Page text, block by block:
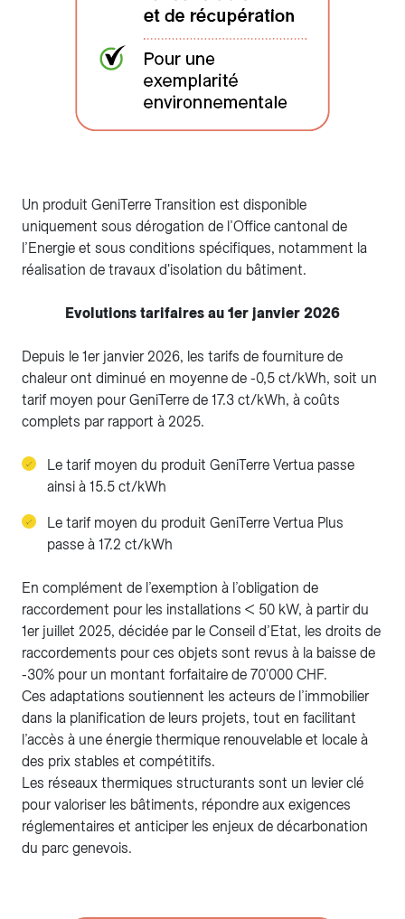
Un produit GeniTerre Transition est disponible
uniquement sous dérogation de l’Office cantonal de
l’Energie et sous conditions spécifiques, notamment la
réalisation de travaux d'isolation du bâtiment.
Evolutions tarifaires au 1er janvier 2026
Depuis le 1er janvier 2026, les tarifs de fourniture de
chaleur ont diminué en moyenne de -0,5 ct/kWh, soit un
tarif moyen pour GeniTerre de 17.3 ct/kWh, à coûts
complets par rapport à 2025.
Le tarif moyen du produit GeniTerre Vertua passe
ainsi à 15.5 ct/kWh
Le tarif moyen du produit GeniTerre Vertua Plus
passe à 17.2 ct/kWh
En complément de l’exemption à l’obligation de
raccordement pour les installations < 50 kW, à partir du
1er juillet 2025, décidée par le Conseil d’Etat, les droits de
raccordements pour ces objets sont revus à la baisse de
-30% pour un montant forfaitaire de 70'000 CHF.
Ces adaptations soutiennent les acteurs de l’immobilier
dans la planification de leurs projets, tout en facilitant
l’accès à une énergie thermique renouvelable et locale à
des prix stables et compétitifs.
Les réseaux thermiques structurants sont un levier clé
pour valoriser les bâtiments, répondre aux exigences
réglementaires et anticiper les enjeux de décarbonation
du parc genevois.